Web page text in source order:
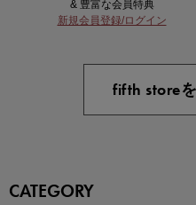
& 豊富な会員特典
新規会員登録/ログイン
fifth store
CATEGORY